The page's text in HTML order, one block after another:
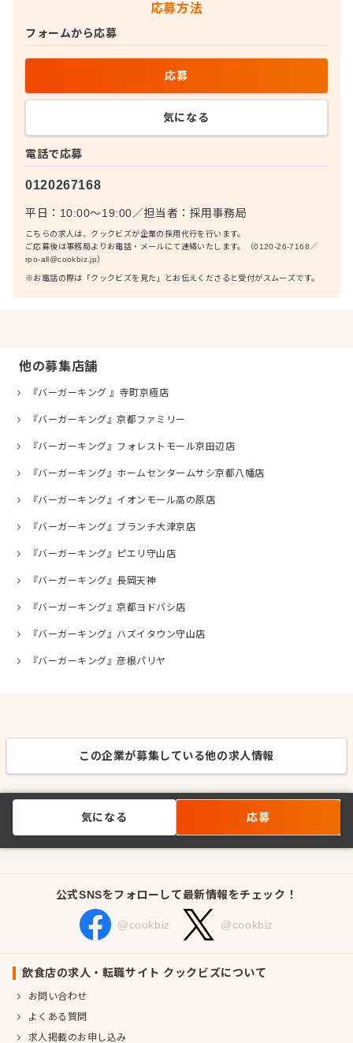
応募方法
電話で応募
0120267168
平日：10:00〜19:00／担当者： 採用事務局
こちらの求人は、クックビズが企業の採用代行を行います。
ご応募後は事務局よりお電話・メールにて連絡いたします。（0120-26-7168／
rpo-all@cookbiz.jp）
※お電話の際は「クックビズを見た」とお伝えくださると受付がスムーズです。
フォームから応募
応募
気になる
他の募集店舗
『バーガーキング 』寺町京極店
『バーガーキング』京都ファミリー
『バーガーキング』フォレストモール京田辺店
『バーガーキング』ホームセンタームサシ京都八幡店
『バーガーキング』イオンモール高の原店
『バーガーキング』ブランチ大津京店
『バーガーキング』ピエリ守山店
『バーガーキング』長岡天神
『バーガーキング』京都ヨドバシ店
『バーガーキング』ハズイタウン守山店
『バーガーキング』彦根パリヤ
この企業が募集している他の求人情報
気になる 応募
公式SNSをフォローして最新情報をチェック！
@cookbiz @cookbiz
飲食店の求人・転職サイト クックビズについて
お問い合わせ
よくある質問
求人掲載のお申し込み